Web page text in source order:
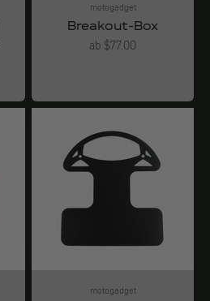
motogadget
Breakout-Box
Angebot
ab $77.00
motogadget